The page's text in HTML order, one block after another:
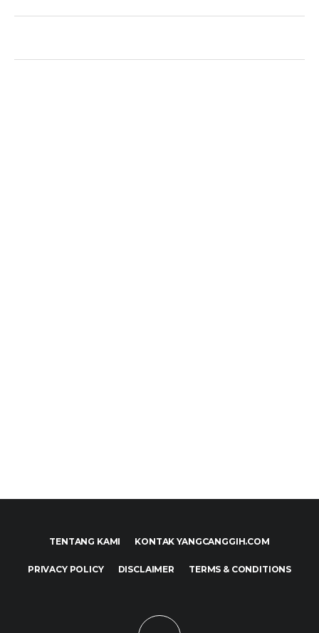
TENTANG KAMI KONTAK YANGCANGGIH.COM
PRIVACY POLICY DISCLAIMER TERMS & CONDITIONS